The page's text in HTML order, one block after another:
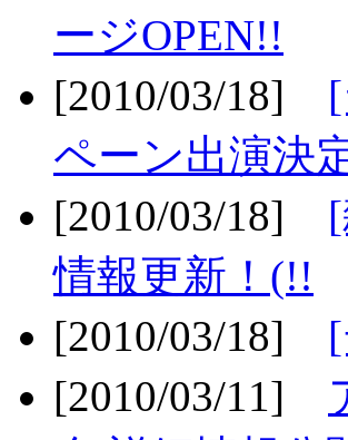
ージOPEN!!
[2010/03/18]
ペーン出演決
[2010/03/18]
情報更新！(!!
[2010/03/18]
[2010/03/11]